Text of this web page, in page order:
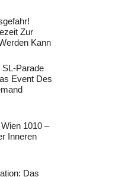
Zur
Kann
Parade
Event Des
1010 –
Inneren
Das